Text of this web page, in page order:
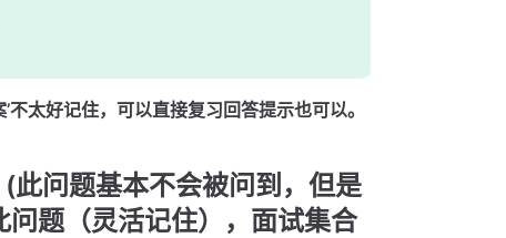
太好记住，可以直接复习回答提示也可以。
此问题基本不会被问到，但是
题（灵活记住），面试集合